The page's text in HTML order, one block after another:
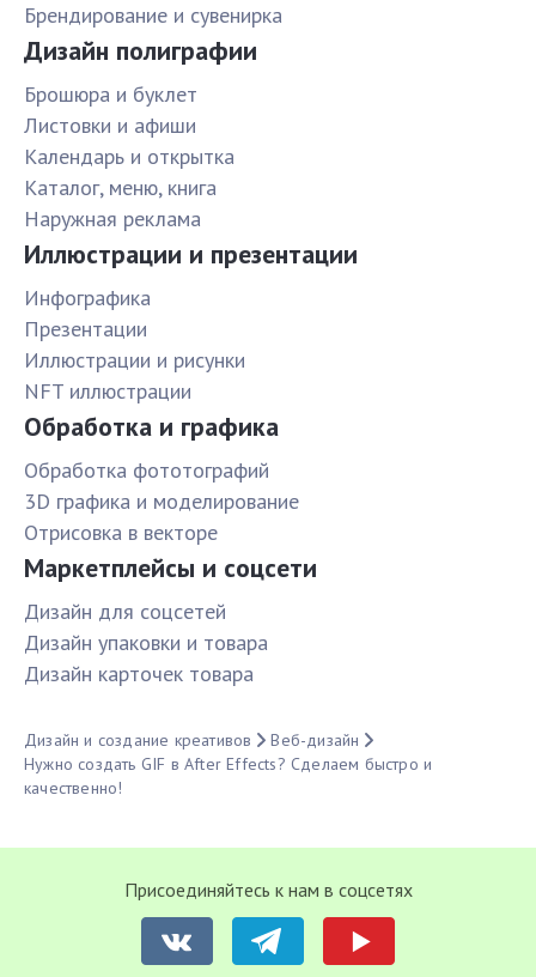
Брендирование и сувенирка
Дизайн полиграфии
Брошюра и буклет
Листовки и афиши
Календарь и открытка
Каталог, меню, книга
Наружная реклама
Иллюстрации и презентации
Инфографика
Презентации
Иллюстрации и рисунки
NFT иллюстрации
Обработка и графика
Обработка фототографий
3D графика и моделирование
Отрисовка в векторе
Маркетплейсы и соцсети
Дизайн для соцсетей
Дизайн упаковки и товара
Дизайн карточек товара
Дизайн и создание креативов
Веб-дизайн
Нужно создать GIF в After Effects? Сделаем быстро и
качественно!
Присоединяйтесь к нам в соцсетях